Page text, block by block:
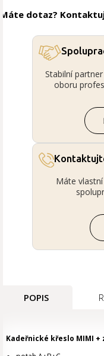
Máte dotaz?
Stabilní
oboru
Máte
POPIS
Kadeřnické křeslo MIMI